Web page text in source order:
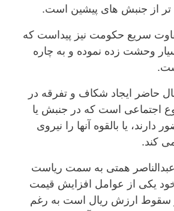
تر از جنبش های پیشین است.
سریع حکومت نیز پیداست کە
وحشت زدە نمودە و بە چارە
حاضر ایجاد شکاف و تفرقە در
اجتماعی است کە در جنبش یا
یا بالقوە آنها را نیروی
همتی بە سمت ریاست
یکی از عوامل افزایش قیمت
ارزش ریال است بە رغم